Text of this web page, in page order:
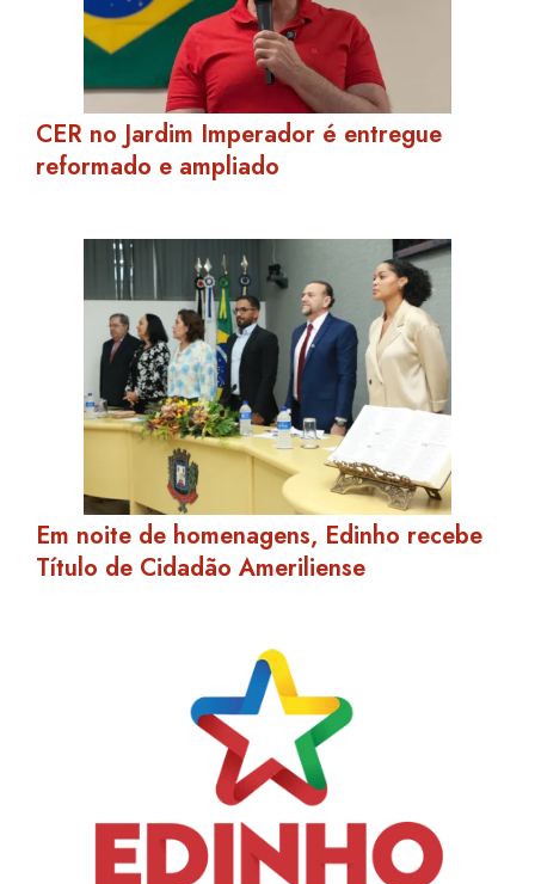
CER no Jardim Imperador é entregue
reformado e ampliado
Em noite de homenagens, Edinho recebe
Título de Cidadão Ameriliense